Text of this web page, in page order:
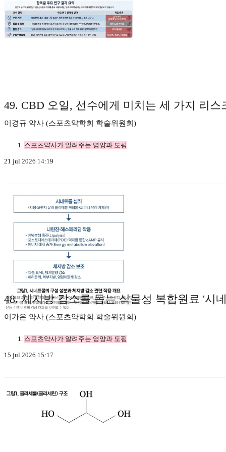
49. CBD 오일, 선수에게 미치는 세 가지 리스
이경규 약사 (스포츠약학회 학술위원회)
스포츠약사가 알려주는 영양과 도핑
21 jul 2026 14:19
48. 체지방 감소를 돕는 식물성 복합원료 '시
이가은 약사 (스포츠약학회 학술위원회)
스포츠약사가 알려주는 영양과 도핑
15 jul 2026 15:17